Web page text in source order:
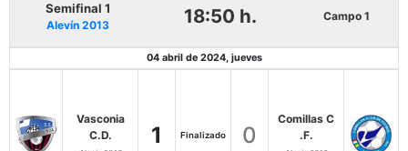
Semifinal 1
Alevín 2013 18:50 h. Campo 1
04 abril de 2024, jueves
Vasconia
C.D.
1 Finalizado 0
Comillas C
.F.